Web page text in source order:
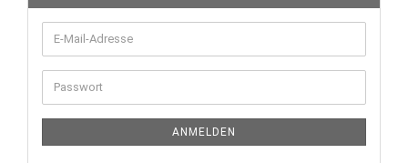
E-
Mail-
Adresse
Passwort
ANMELDEN